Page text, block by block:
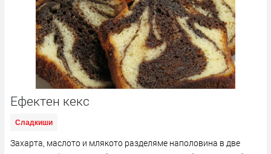
Ефектен кекс
Сладкиши
Захарта, маслото и млякото разделяме наполовина в две